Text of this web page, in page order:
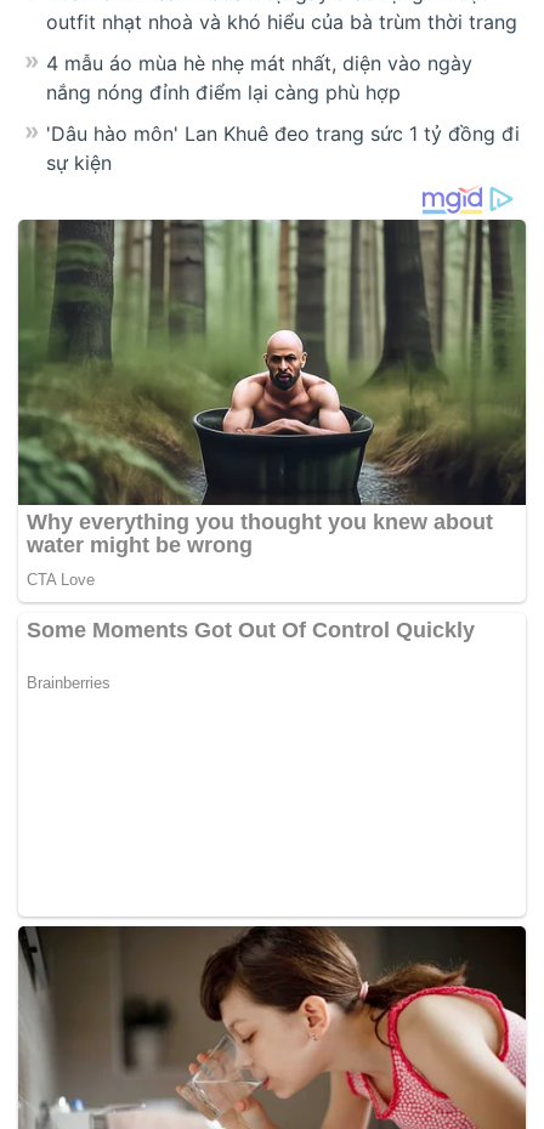
outfit nhạt nhoà và khó hiểu của bà trùm thời trang
4 mẫu áo mùa hè nhẹ mát nhất, diện vào ngày
nắng nóng đỉnh điểm lại càng phù hợp
'Dâu hào môn' Lan Khuê đeo trang sức 1 tỷ đồng đi
sự kiện